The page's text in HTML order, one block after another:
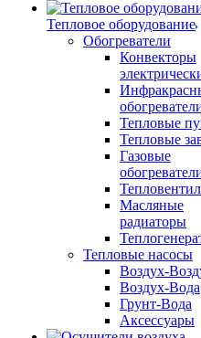
Тепловое оборудование
Обогреватели
Конвекторы
Тепловые
Тепловые
Газовые
Масляные
радиаторы
Тепловые насосы
Воздух-
Воздух-Вода
Грунт-Вода
Аксессуары